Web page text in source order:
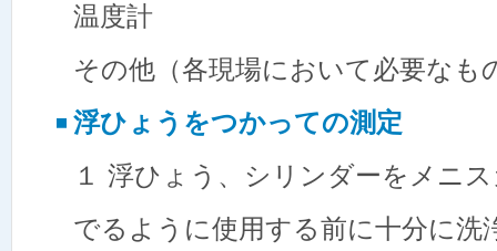
温度計
その他（各現場において必要なも
浮ひょうをつかっての測定
１ 浮ひょう、シリンダーをメニ
でるように使用する前に十分に洗